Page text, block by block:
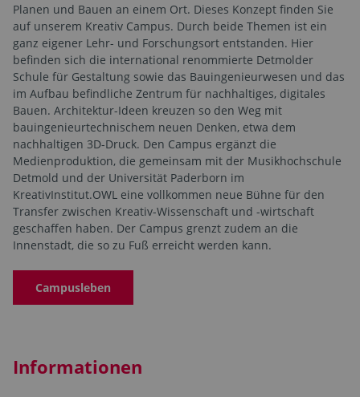
Planen und Bauen an einem Ort. Dieses Konzept finden Sie
auf unserem Kreativ Campus. Durch beide Themen ist ein
ganz eigener Lehr- und Forschungsort entstanden. Hier
befinden sich die international renommierte Detmolder
Schule für Gestaltung sowie das Bauingenieurwesen und das
im Aufbau befindliche Zentrum für nachhaltiges, digitales
Bauen. Architektur-Ideen kreuzen so den Weg mit
bauingenieurtechnischem neuen Denken, etwa dem
nachhaltigen 3D-Druck. Den Campus ergänzt die
Medienproduktion, die gemeinsam mit der Musikhochschule
Detmold und der Universität Paderborn im
KreativInstitut.OWL eine vollkommen neue Bühne für den
Transfer zwischen Kreativ-Wissenschaft und -wirtschaft
geschaffen haben. Der Campus grenzt zudem an die
Innenstadt, die so zu Fuß erreicht werden kann.
Campusleben
Informationen